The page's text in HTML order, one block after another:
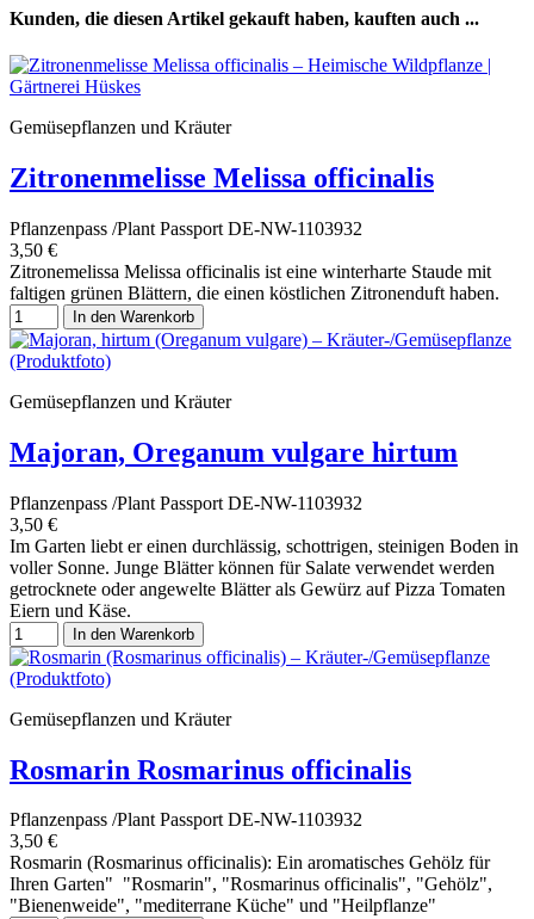
Kunden, die diesen Artikel gekauft haben, kauften auch ...
Gemüsepflanzen und Kräuter
Zitronenmelisse Melissa officinalis
Pflanzenpass /Plant Passport DE-NW-1103932
3,50 €
Zitronemelissa Melissa officinalis ist eine winterharte Staude mit
faltigen grünen Blättern, die einen köstlichen Zitronenduft haben.
In den Warenkorb
Gemüsepflanzen und Kräuter
Majoran, Oreganum vulgare hirtum
Pflanzenpass /Plant Passport DE-NW-1103932
3,50 €
Im Garten liebt er einen durchlässig, schottrigen, steinigen Boden in
voller Sonne. Junge Blätter können für Salate verwendet werden
getrocknete oder angewelte Blätter als Gewürz auf Pizza Tomaten
Eiern und Käse.
In den Warenkorb
Gemüsepflanzen und Kräuter
Rosmarin Rosmarinus officinalis
Pflanzenpass /Plant Passport DE-NW-1103932
3,50 €
Rosmarin (Rosmarinus officinalis): Ein aromatisches Gehölz für
Ihren Garten" "Rosmarin", "Rosmarinus officinalis", "Gehölz",
"Bienenweide", "mediterrane Küche" und "Heilpflanze"